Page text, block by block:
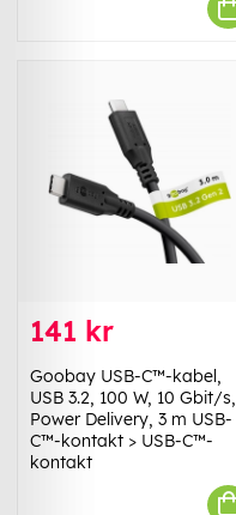
141 kr
Goobay USB-C™-kabel,
USB 3.2, 100 W, 10 Gbit/s,
Power Delivery, 3 m USB-
C™-kontakt > USB-C™-
kontakt